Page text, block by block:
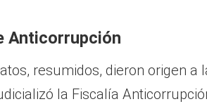
Anticorrupción
resumidos, dieron origen a
la Fiscalía